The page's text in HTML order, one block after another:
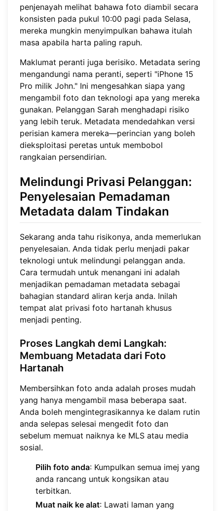
penjenayah melihat bahawa foto diambil secara
konsisten pada pukul 10:00 pagi pada Selasa,
mereka mungkin menyimpulkan bahawa itulah
masa apabila harta paling rapuh.
Maklumat peranti juga berisiko. Metadata sering
mengandungi nama peranti, seperti "iPhone 15
Pro milik John." Ini mengesahkan siapa yang
mengambil foto dan teknologi apa yang mereka
gunakan. Pelanggan Sarah menghadapi risiko
yang lebih teruk. Metadata mendedahkan versi
perisian kamera mereka—perincian yang boleh
dieksploitasi peretas untuk membobol
rangkaian persendirian.
Melindungi Privasi Pelanggan:
Penyelesaian Pemadaman
Metadata dalam Tindakan
Sekarang anda tahu risikonya, anda memerlukan
penyelesaian. Anda tidak perlu menjadi pakar
teknologi untuk melindungi pelanggan anda.
Cara termudah untuk menangani ini adalah
menjadikan pemadaman metadata sebagai
bahagian standard aliran kerja anda. Inilah
tempat alat privasi foto hartanah khusus
menjadi penting.
Proses Langkah demi Langkah:
Membuang Metadata dari Foto
Hartanah
Membersihkan foto anda adalah proses mudah
yang hanya mengambil masa beberapa saat.
Anda boleh mengintegrasikannya ke dalam rutin
anda selepas selesai mengedit foto dan
sebelum memuat naiknya ke MLS atau media
sosial.
Pilih foto anda: Kumpulkan semua imej yang
anda rancang untuk kongsikan atau
terbitkan.
Muat naik ke alat: Lawati laman yang